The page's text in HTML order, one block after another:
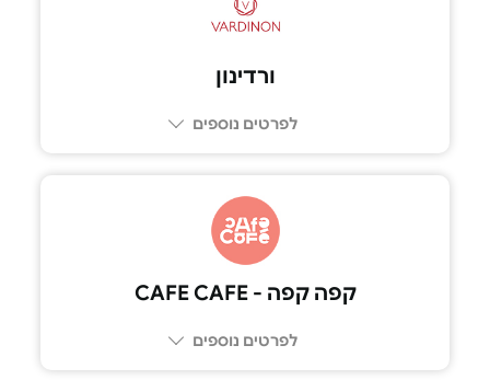
ורדינון
לפרטים נוספים
קפה קפה - CAFE CAFE
לפרטים נוספים